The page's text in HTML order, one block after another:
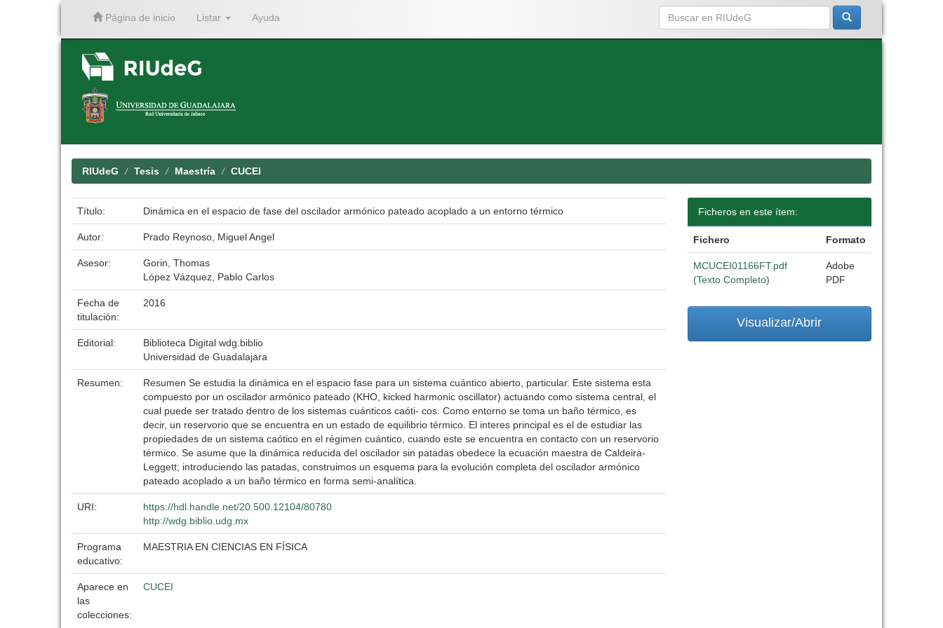
Página de inicio Listar Ayuda
RIUdeG Tesis Maestría CUCEI
Título: Dinámica en el espacio de fase del oscilador armónico pateado acoplado a un entorno térmico
Autor: Prado Reynoso, Miguel Angel
Asesor:
Gorin, Thomas
López Vázquez, Pablo Carlos
Fecha de
titulación:
2016
Editorial:
Biblioteca Digital wdg.biblio
Universidad de Guadalajara
Resumen:
Resumen Se estudia la dinámica en el espacio fase para un sistema cuántico abierto, particular. Este sistema esta
compuesto por un oscilador armónico pateado (KHO, kicked harmonic oscillator) actuando como sistema central, el
cual puede ser tratado dentro de los sistemas cuánticos caóti- cos. Como entorno se toma un baño térmico, es
decir, un reservorio que se encuentra en un estado de equilibrio térmico. El interes principal es el de estudiar las
propiedades de un sistema caótico en el régimen cuántico, cuando este se encuentra en contacto con un reservorio
térmico. Se asume que la dinámica reducida del oscilador sin patadas obedece la ecuación maestra de Caldeira-
Leggett; introduciendo las patadas, construimos un esquema para la evolución completa del oscilador armónico
pateado acoplado a un baño térmico en forma semi-analítica.
URI:
https://hdl.handle.net/20.500.12104/80780
http://wdg.biblio.udg.mx
Programa
educativo:
MAESTRIA EN CIENCIAS EN FÍSICA
Aparece en
las
colecciones:
CUCEI
Ficheros en este ítem:
Fichero Formato
MCUCEI01166FT.pdf
(Texto Completo)
Adobe
PDF
Visualizar/Abrir